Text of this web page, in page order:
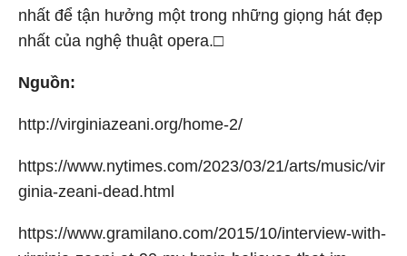
nhất để tận hưởng một trong những giọng hát đẹp
nhất của nghệ thuật opera.□
Nguồn:
http://virginiazeani.org/home-2/
https://www.nytimes.com/2023/03/21/arts/music/vir
ginia-zeani-dead.html
https://www.gramilano.com/2015/10/interview-with-